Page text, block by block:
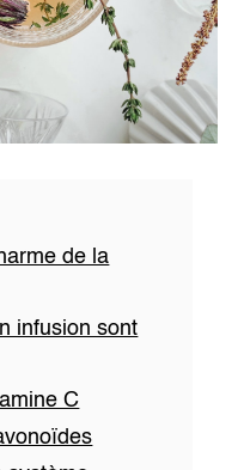
de la
infusion sont
C